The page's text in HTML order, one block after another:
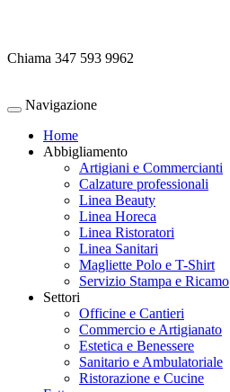
Chiama 347 593 9962
Navigazione
Home
Abbigliamento
Artigiani e Commercianti
Calzature professionali
Linea Beauty
Linea Horeca
Linea Ristoratori
Linea Sanitari
Magliette Polo e T-Shirt
Servizio Stampa e Ricamo
Settori
Officine e Cantieri
Commercio e Artigianato
Estetica e Benessere
Sanitario e Ambulatoriale
Ristorazione e Cucine